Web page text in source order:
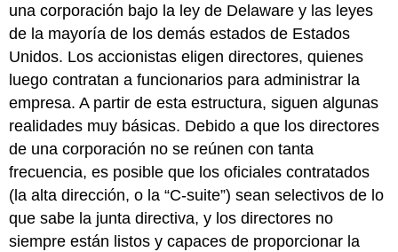
una corporación bajo la ley de Delaware y las leyes
de la mayoría de los demás estados de Estados
Unidos. Los accionistas eligen directores, quienes
luego contratan a funcionarios para administrar la
empresa. A partir de esta estructura, siguen algunas
realidades muy básicas. Debido a que los directores
de una corporación no se reúnen con tanta
frecuencia, es posible que los oficiales contratados
(la alta dirección, o la “C-suite”) sean selectivos de lo
que sabe la junta directiva, y los directores no
siempre están listos y capaces de proporcionar la